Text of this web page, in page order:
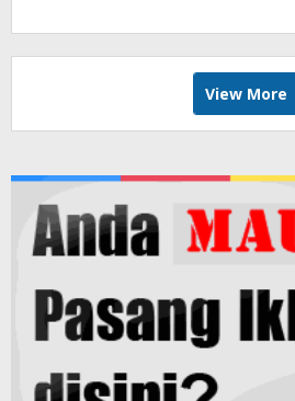
melalui Riset FOTOFOBIA
View More